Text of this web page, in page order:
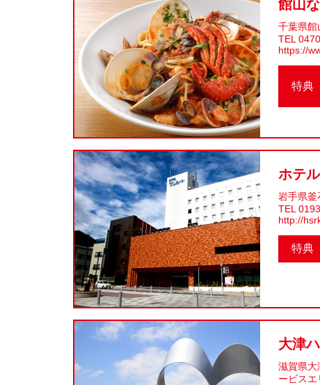
館山
千葉県館
TEL
https://
特典
ホテ
岩手県釜
TEL
http://
特典
大津
滋賀県
ービス